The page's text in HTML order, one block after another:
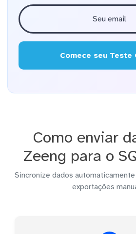
Comece seu Teste
Como enviar
Zeeng para o
Sincronize dados
exportações